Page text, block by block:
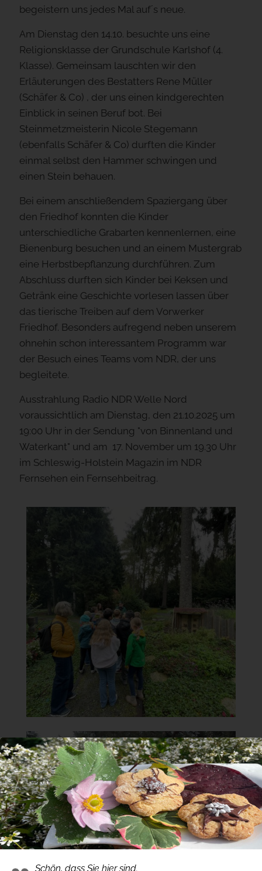
begeistern uns jedes Mal auf´s neue.
Am Dienstag den 14.10. besuchte uns eine
Religionsklasse der Grundschule Karlshof (4.
Klasse). Gemeinsam lauschten wir den
Erläuterungen des Bestatters Rene Müller
(Schäfer & Co) , der uns einen kindgerechten
Einblick in seinen Beruf bot. Bei
Steinmetzmeisterin Nicole Stegemann
(ebenfalls Schäfer & Co) durften die Kinder
einmal selbst den Hammer schwingen und
einen Stein behauen.
Bei einem anschließendem Spaziergang über
den Friedhof konnten die Kinder
unterschiedliche Grabarten kennenlernen, eine
Bienenburg besuchen und an einem Mustergrab
eine Herbstbepflanzung durchführen. Zum
Abschluss durften sich Kinder bei Keksen und
Getränk eine Geschichte vorlesen lassen über
das tierische Treiben auf dem Vorwerker
Friedhof. Besonders aufregend neben unserem
ohnehin schon interessantem Programm war
der Besuch eines Teams vom NDR, der uns
begleitete.
Ausstrahlung Radio NDR Welle Nord
voraussichtlich am Dienstag, den 21.10.2025 um
19:00 Uhr in der Sendung "von Binnenland und
Waterkant" und am 17. November um 19.30 Uhr
im Schleswig-Holstein Magazin im NDR
Fernsehen ein Fernsehbeitrag.
Schön, dass Sie hier sind.